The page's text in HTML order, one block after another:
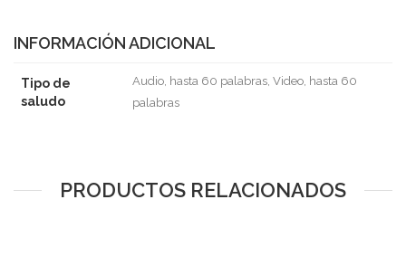
INFORMACIÓN ADICIONAL
Tipo de
saludo
Audio, hasta 60 palabras, Video, hasta 60
palabras
PRODUCTOS RELACIONADOS